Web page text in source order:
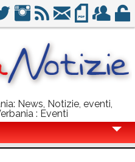
News, Notizie, eventi,
: Eventi